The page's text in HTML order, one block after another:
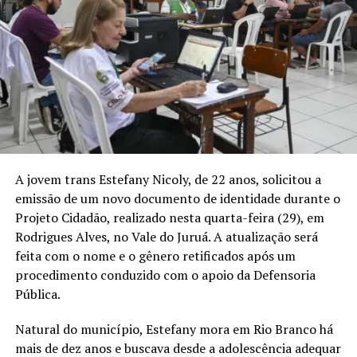
relações familiares.
O coordenador do Projeto Cidadão, desembargador
Samuel Evangelista, afirmou que a ação busca aproximar
o Judiciário das comunidades mais distantes e garantir
serviços gratuitos à população. Criado há 31 anos, o
programa já ofereceu emissão de documentos,
orientação jurídica, educação para o trânsito e
regiões do Acre.
O prefeito de Rodrigues Alves, Salatiel Pinheiro
Magalhães, agradeceu a realização da iniciativa no
município. A cerimônia também teve uma mensagem
ecumênica conduzida pelo padre André Marina e pelo
pastor Clevis Mustafa.
Representantes da Prefeitura, da Câmara de Vereadores,
do Ministério Público e do Instituto Nacional de
A jovem trans Estefany Nicoly, de 22 anos, solicitou a
emissão de um novo documento de identidade durante o
Projeto Cidadão, realizado nesta quarta-feira (29), em
Rodrigues Alves, no Vale do Juruá. A atualização será
feita com o nome e o gênero retificados após um
procedimento conduzido com o apoio da Defensoria
Pública.
Natural do município, Estefany mora em Rio Branco há
mais de dez anos e buscava desde a adolescência adequar